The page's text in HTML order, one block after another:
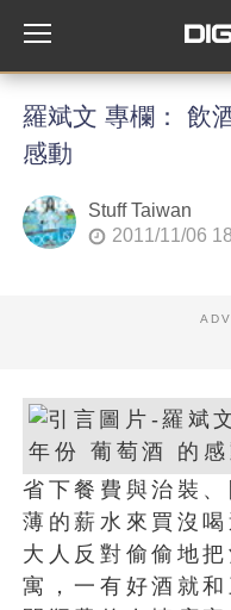
羅斌文 專欄： 飲
感動
Stuff Taiwan
2011/11/06
省下餐費與治裝
薄的薪水來買沒
大人反對偷偷地
寓，一有好酒就